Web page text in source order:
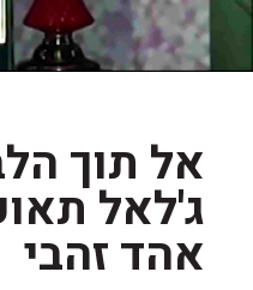
אל תוך
אהד זהבי